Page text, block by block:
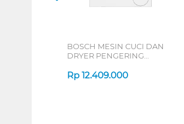
BOSCH MESIN CUCI DAN
DRYER PENGERING
KG WNA264U9ID
Rp 12.409.000